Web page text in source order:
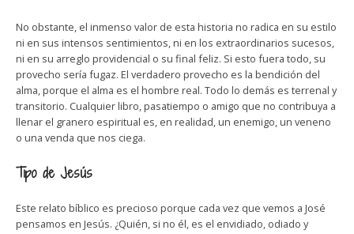
No obstante, el inmenso valor de esta historia no radica en su estilo
ni en sus intensos sentimientos, ni en los extraordinarios sucesos,
ni en su arreglo providencial o su final feliz. Si esto fuera todo, su
provecho sería fugaz. El verdadero provecho es la bendición del
alma, porque el alma es el hombre real. Todo lo demás es terrenal y
transitorio. Cualquier libro, pasatiempo o amigo que no contribuya a
llenar el granero espiritual es, en realidad, un enemigo, un veneno
o una venda que nos ciega.
Tipo de Jesús
Este relato bíblico es precioso porque cada vez que vemos a José
pensamos en Jesús. ¿Quién, si no él, es el envidiado, odiado y